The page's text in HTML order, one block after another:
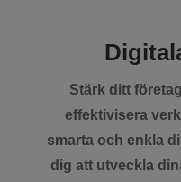
Stärk ditt
effektivisera
smarta och enkla
dig att utveckla